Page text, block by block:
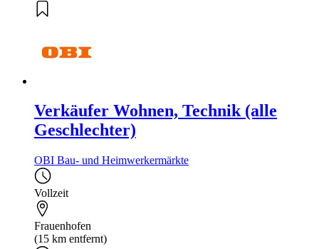
Verkäufer Wohnen, Technik (alle
Geschlechter)
OBI Bau- und Heimwerkermärkte
Vollzeit
Frauenhofen
(15 km entfernt)